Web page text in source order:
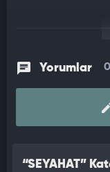
Facebook:
Yorumlar
“SEYAHAT”